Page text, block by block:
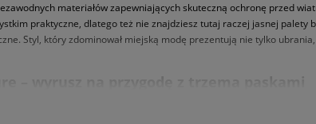
materiałów zapewniających skuteczną ochronę przed
praktyczne, dlatego też nie znajdziesz tutaj raczej jasnej
Styl, który zdominował miejską modę prezentują nie tylko
– wyrusz na przygodę z trzema paskami